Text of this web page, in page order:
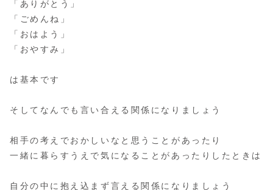
「ありがとう」
「ごめんね」
「おはよう」
「おやすみ」
は基本です
そしてなんでも言い合える関係になりましょう
相手の考えでおかしいなと思うことがあったり
一緒に暮らすうえで気になることがあったりしたときは
自分の中に抱え込まず言える関係になりましょう